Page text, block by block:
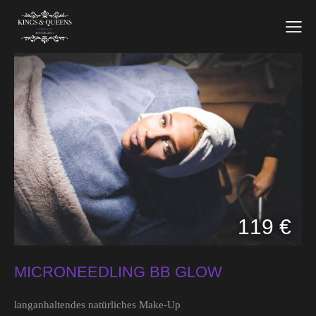
119 €
MICRONEEDLING BB GLOW
langanhaltendes natürliches Make-Up